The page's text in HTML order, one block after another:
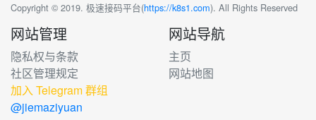
Copyright © 2019. 极速接码平台(https://k8s1.com). All Rights Reserved
网站管理
隐私权与条款
社区管理规定
加入 Telegram 群组
@jiemaziyuan
网站导航
主页
网站地图